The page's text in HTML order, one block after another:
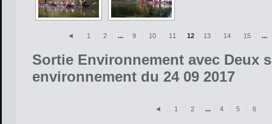
◄ 1 2 ... 9 10 11 12 13 14 15 ...
Sortie Environnement avec Deux
environnement du 24 09 2017
◄ 1 2 ... 4 5 6